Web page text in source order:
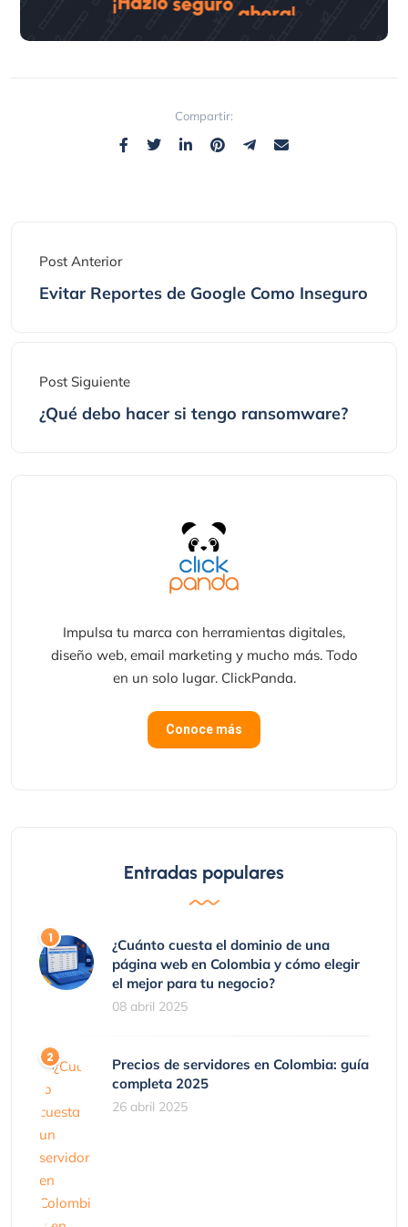
Compartir:
Post Anterior
Evitar Reportes de Google Como Inseguro
Post Siguiente
¿Qué debo hacer si tengo ransomware?
Impulsa tu marca con herramientas digitales,
diseño web, email marketing y mucho más. Todo
en un solo lugar. ClickPanda.
Conoce más
Entradas populares
¿Cuánto cuesta el dominio de una
página web en Colombia y cómo elegir
el mejor para tu negocio?
08 abril 2025
Precios de servidores en Colombia: guía
completa 2025
26 abril 2025